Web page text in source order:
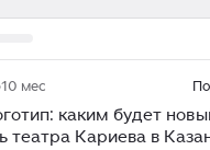
10 мес
каким будет
театра Кариева в